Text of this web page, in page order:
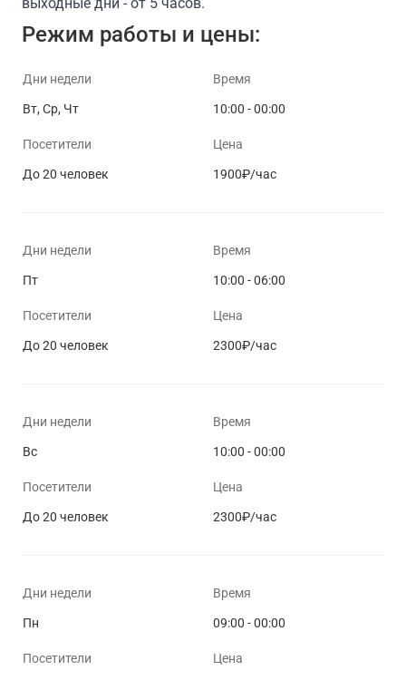
Режим работы и цены:
Дни недели
Вт, Ср, Чт
Время
10:00 - 00:00
Посетители
До 20 человек
Цена
1900₽/час
Дни недели
Пт
Время
10:00 - 06:00
Посетители
До 20 человек
Цена
2300₽/час
Дни недели
Вс
Время
10:00 - 00:00
Посетители
До 20 человек
Цена
2300₽/час
Дни недели
Пн
Время
09:00 - 00:00
Посетители Цена